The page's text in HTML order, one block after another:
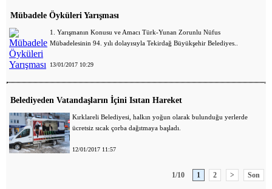
Mübadele Öyküleri Yarışması
1. Yarışmanın Konusu ve Amacı Türk-Yunan Zorunlu Nüfus
Mübadelesinin 94. yılı dolayısıyla Tekirdağ Büyükşehir Belediyes..
13/01/2017 10:29
Belediyeden Vatandaşların İçini Isıtan Hareket
Kırklareli Belediyesi, halkın yoğun olarak bulunduğu yerlerde
ücretsiz sıcak çorba dağıtmaya başladı.
12/01/2017 11:57
1/10 1 2 > Son